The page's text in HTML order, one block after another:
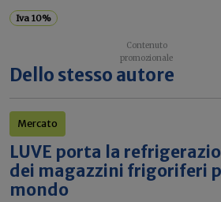
Iva 10%
Dello stesso autore
Mercato
LUVE porta la
dei magazzini frigoriferi
mondo